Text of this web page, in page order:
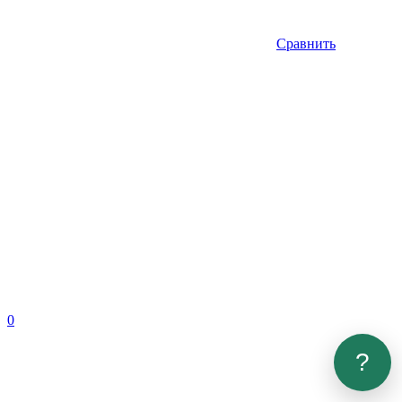
Сравнить
0
?